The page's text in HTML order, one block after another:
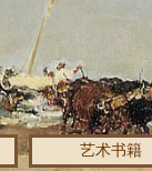
艺术书籍